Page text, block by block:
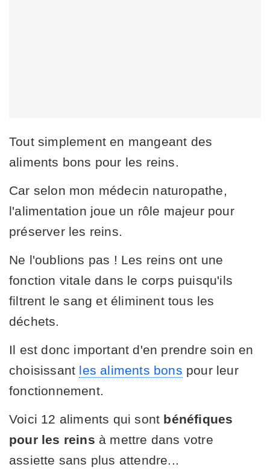
Tout simplement en mangeant des
aliments bons pour les reins.
Car selon mon médecin naturopathe,
l'alimentation joue un rôle majeur pour
préserver les reins.
Ne l'oublions pas ! Les reins ont une
fonction vitale dans le corps puisqu'ils
filtrent le sang et éliminent tous les
déchets.
Il est donc important d'en prendre soin en
choisissant les aliments bons pour leur
fonctionnement.
Voici 12 aliments qui sont bénéfiques
pour les reins à mettre dans votre
assiette sans plus attendre...